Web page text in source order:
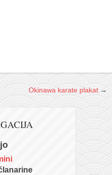
Okinawa karate plakat →